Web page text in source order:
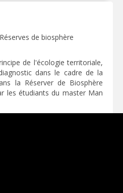
de l'écologie territoriale,
dans le cadre de la
la Réserver de Biosphère
les étudiants du master Man